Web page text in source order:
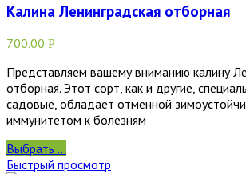
Калина Ленинградская отборная
700.00 Р
Представляем вашему вниманию калину
отборная. Этот сорт, как и другие,
садовые, обладает отменной
иммунитетом к болезням
Выбрать ...
Быстрый просмотр